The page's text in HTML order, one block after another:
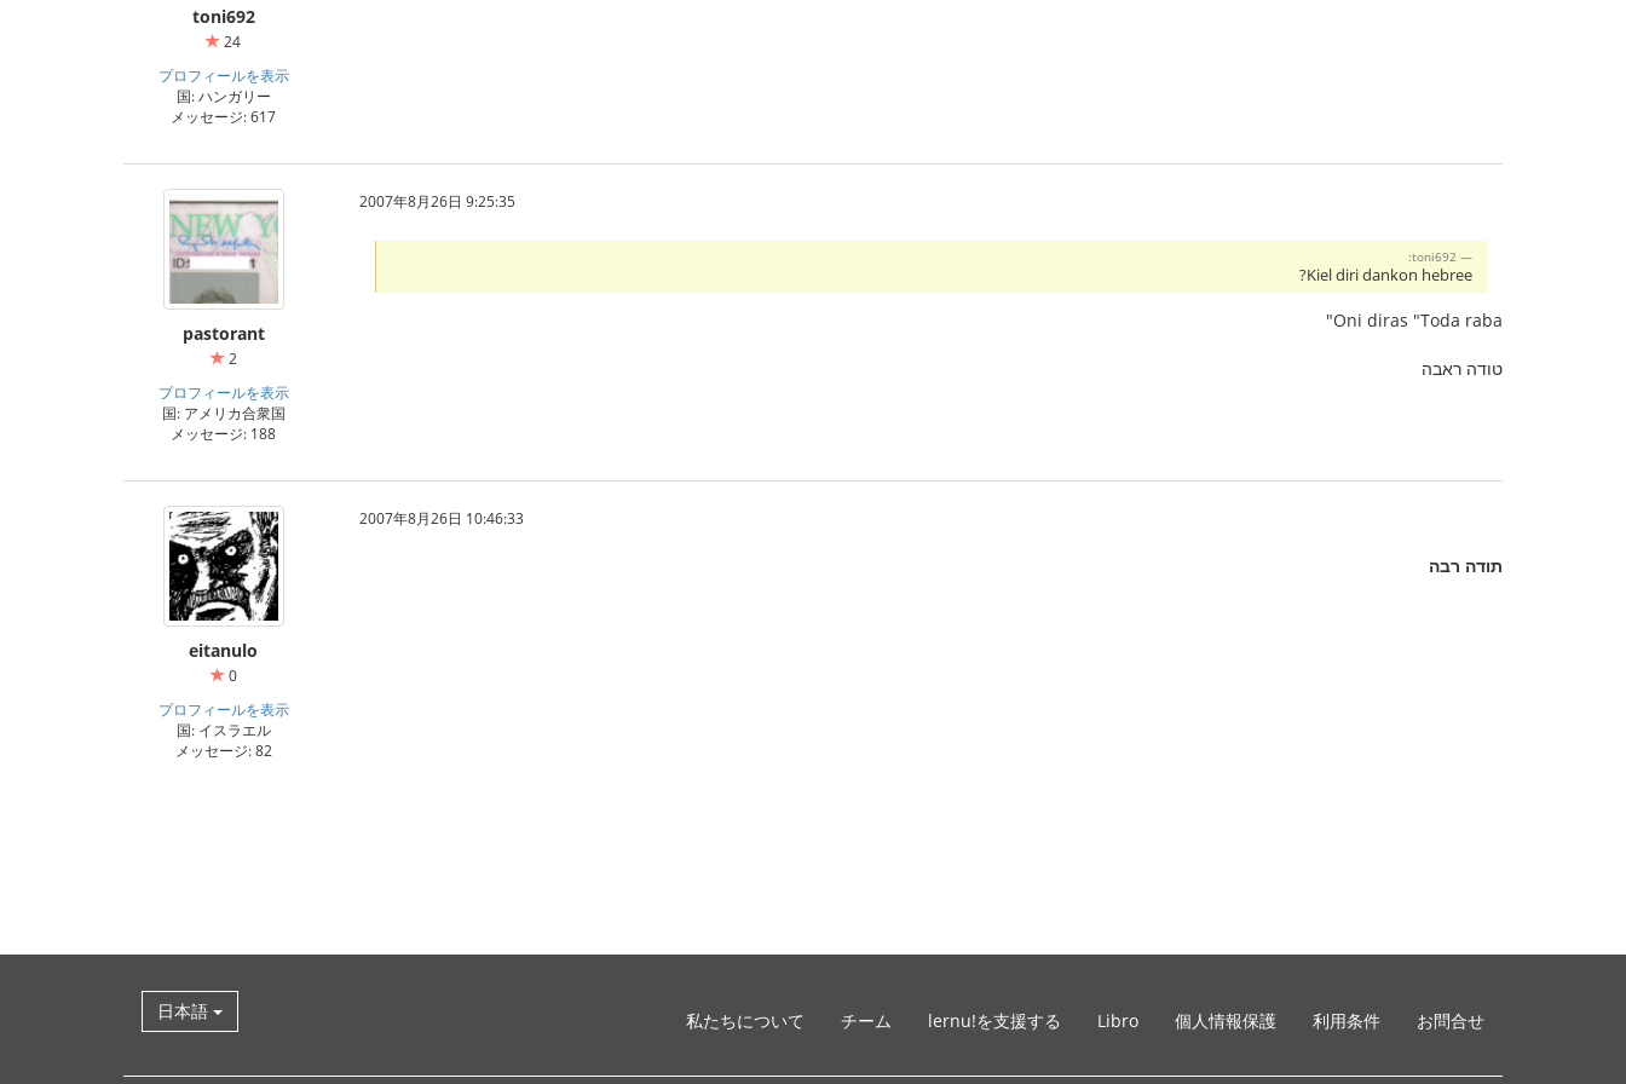
toni692
24
プロフィールを表示
国: ハンガリー
メッセージ: 617
pastorant
2
プロフィールを表示
国: アメリカ合衆国
メッセージ: 188
2007年8月26日 9:25:35
toni692:
Kiel diri dankon hebree?
Oni diras "Toda raba"
טודה ראבה
eitanulo
0
プロフィールを表示
国: イスラエル
メッセージ: 82
2007年8月26日 10:46:33
תודה רבה
日本語 私たちについて チーム lernu!を支援する Libro 個人情報保護 利用条件 お問合せ